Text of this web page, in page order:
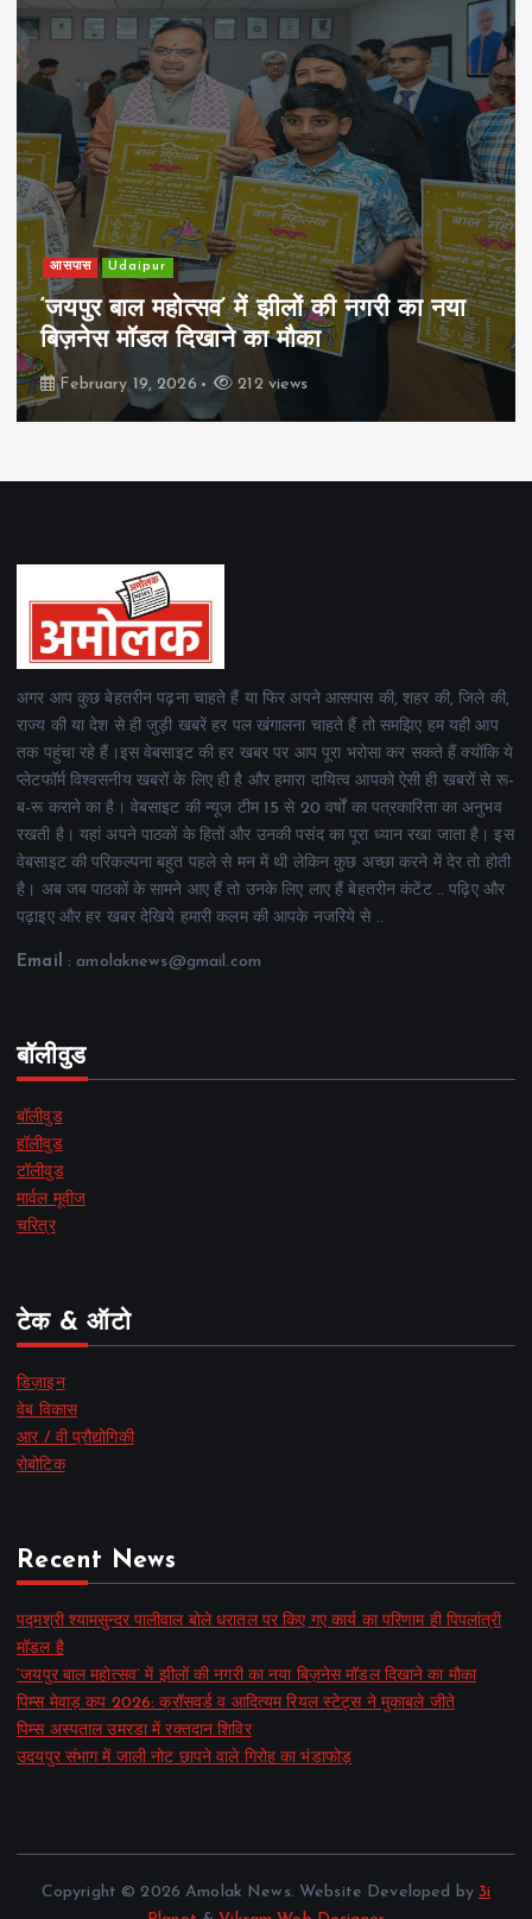
खेल Udaipur
पिम्स मेवाड़ कप 2026: क्रॉसवर्ड व आदित्यम
रियल स्टेट्स ने मुकाबले जीते
February 19, 2026 162 views
अगर आप कुछ बेहतरीन पढ़ना चाहते हैं या फिर अपने आसपास की, शहर की, जिले की,
राज्य की या देश से ही जुड़ी खबरें हर पल खंगालना चाहते हैं तो समझिए हम यही आप
तक पहुंचा रहे हैं।इस वेबसाइट की हर खबर पर आप पूरा भरोसा कर सकते हैं क्योंकि ये
प्लेटफॉर्म विश्वसनीय खबरों के लिए ही है और हमारा दायित्व आपको ऐसी ही खबरों से रू-
ब-रू कराने का है। वेबसाइट की न्यूज टीम 15 से 20 वर्षों का पत्रकारिता का अनुभव
रखती है। यहां अपने पाठकों के हितों और उनकी पसंद का पूरा ध्यान रखा जाता है। इस
वेबसाइट की परिकल्पना बहुत पहले से मन में थी लेकिन कुछ अच्छा करने में देर तो होती
है। अब जब पाठकों के सामने आए हैं तो उनके लिए लाए हैं बेहतरीन कंटेंट .. पढ़िए और
पढ़ाइए और हर खबर देखिये हमारी कलम की आपके नजरिये से ..
Email : amolaknews@gmail.com
बॉलीवुड
बॉलीवुड
हॉलीवुड
टॉलीवुड
मार्वल मूवीज
चरित्र
टेक & ऑटो
डिज़ाइन
वेब विकास
आर / वी प्रौद्योगिकी
रोबोटिक
Recent News
पद्मश्री श्यामसुन्दर पालीवाल बोले धरातल पर किए गए कार्य का परिणाम ही पिपलांत्री
मॉडल है
‘जयपुर बाल महोत्सव’ में झीलों की नगरी का नया बिज़नेस मॉडल दिखाने का मौका
पिम्स मेवाड़ कप 2026: क्रॉसवर्ड व आदित्यम रियल स्टेट्स ने मुकाबले जीते
पिम्स अस्पताल उमरडा में रक्तदान शिविर
उदयपुर संभाग में जाली नोट छापने वाले गिरोह का भंडाफोड़
Copyright © 2026 Amolak News. Website Developed by 3i